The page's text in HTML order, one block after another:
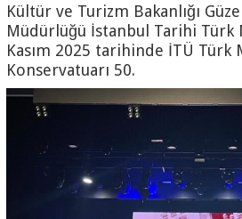
Kültür ve Turizm Bakanlığı
Müdürlüğü İstanbul Tarihi Türk
Kasım 2025 tarihinde İTÜ Türk
Konservatuarı 50.